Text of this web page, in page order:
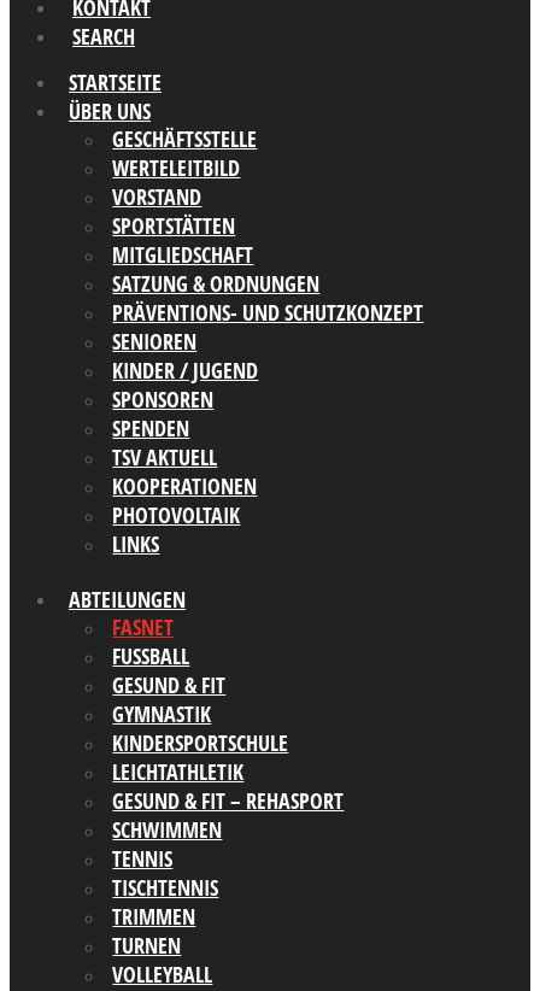
KONTAKT
SEARCH
STARTSEITE
ÜBER UNS
GESCHÄFTSSTELLE
WERTELEITBILD
VORSTAND
SPORTSTÄTTEN
MITGLIEDSCHAFT
SATZUNG & ORDNUNGEN
PRÄVENTIONS- UND SCHUTZKONZEPT
SENIOREN
KINDER / JUGEND
SPONSOREN
SPENDEN
TSV AKTUELL
KOOPERATIONEN
PHOTOVOLTAIK
LINKS
ABTEILUNGEN
FASNET
FUSSBALL
GESUND & FIT
GYMNASTIK
KINDERSPORTSCHULE
LEICHTATHLETIK
GESUND & FIT – REHASPORT
SCHWIMMEN
TENNIS
TISCHTENNIS
TRIMMEN
TURNEN
VOLLEYBALL